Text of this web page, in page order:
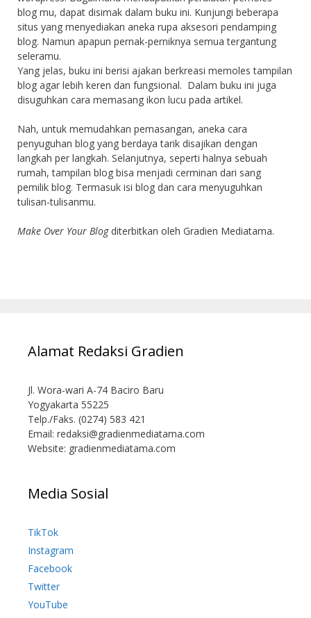
blog mu, dapat disimak dalam buku ini. Kunjungi beberapa
situs yang menyediakan aneka rupa aksesori pendamping
blog. Namun apapun pernak-perniknya semua tergantung
seleramu.
Yang jelas, buku ini berisi ajakan berkreasi memoles tampilan
blog agar lebih keren dan fungsional. Dalam buku ini juga
disuguhkan cara memasang ikon lucu pada artikel.
Nah, untuk memudahkan pemasangan, aneka cara
penyuguhan blog yang berdaya tarik disajikan dengan
langkah per langkah. Selanjutnya, seperti halnya sebuah
rumah, tampilan blog bisa menjadi cerminan dari sang
pemilik blog. Termasuk isi blog dan cara menyuguhkan
tulisan-tulisanmu.
Make Over Your Blog diterbitkan oleh Gradien Mediatama.
Alamat Redaksi Gradien
Jl. Wora-wari A-74 Baciro Baru
Yogyakarta 55225
Telp./Faks. (0274) 583 421
Email: redaksi@gradienmediatama.com
Website: gradienmediatama.com
Media Sosial
TikTok
Instagram
Facebook
Twitter
YouTube